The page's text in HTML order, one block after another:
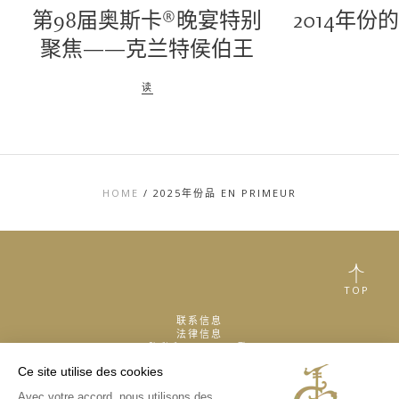
Ce site utilise des cookies
第98届奥斯卡®晚宴特别
聚焦——克兰特侯伯王
读
2014年份
HOME / 2025年份品 EN PRIMEUR
联系信息
法律信息
隐私和COOKIES政
TOP